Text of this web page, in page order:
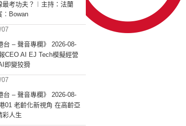
最考功夫？︱主持：法蘭
︰Bowan
07
台 – 聲音專欄》 2026-08-
CEO AI EJ Tech模擬經營
即變狡猾
07
台 – 聲音專欄》 2026-08-
01 老齡化新視角 在高齡亞
彩人生